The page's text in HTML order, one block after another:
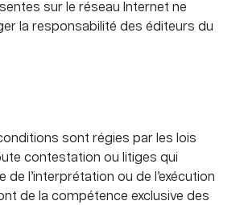
sur le réseau Internet ne
la responsabilité des éditeurs du
sont régies par les lois
contestation ou litiges qui
de l’interprétation ou de l’exécution
de la compétence exclusive des